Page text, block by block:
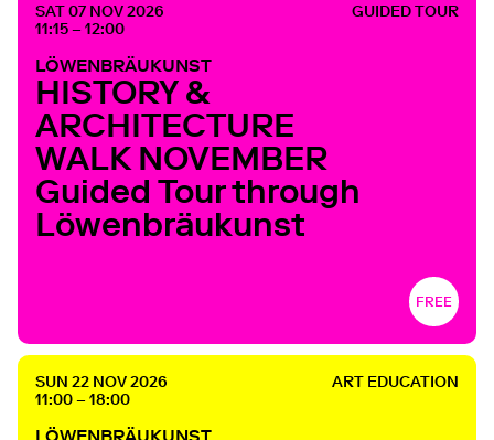
SAT 07 NOV 2026
11:15 – 12:00
GUIDED TOUR
LÖWENBRÄUKUNST
HISTORY &
ARCHITECTURE
WALK NOVEMBER
Guided Tour through
Löwenbräukunst
FREE
SUN 22 NOV 2026
11:00 – 18:00
ART EDUCATION